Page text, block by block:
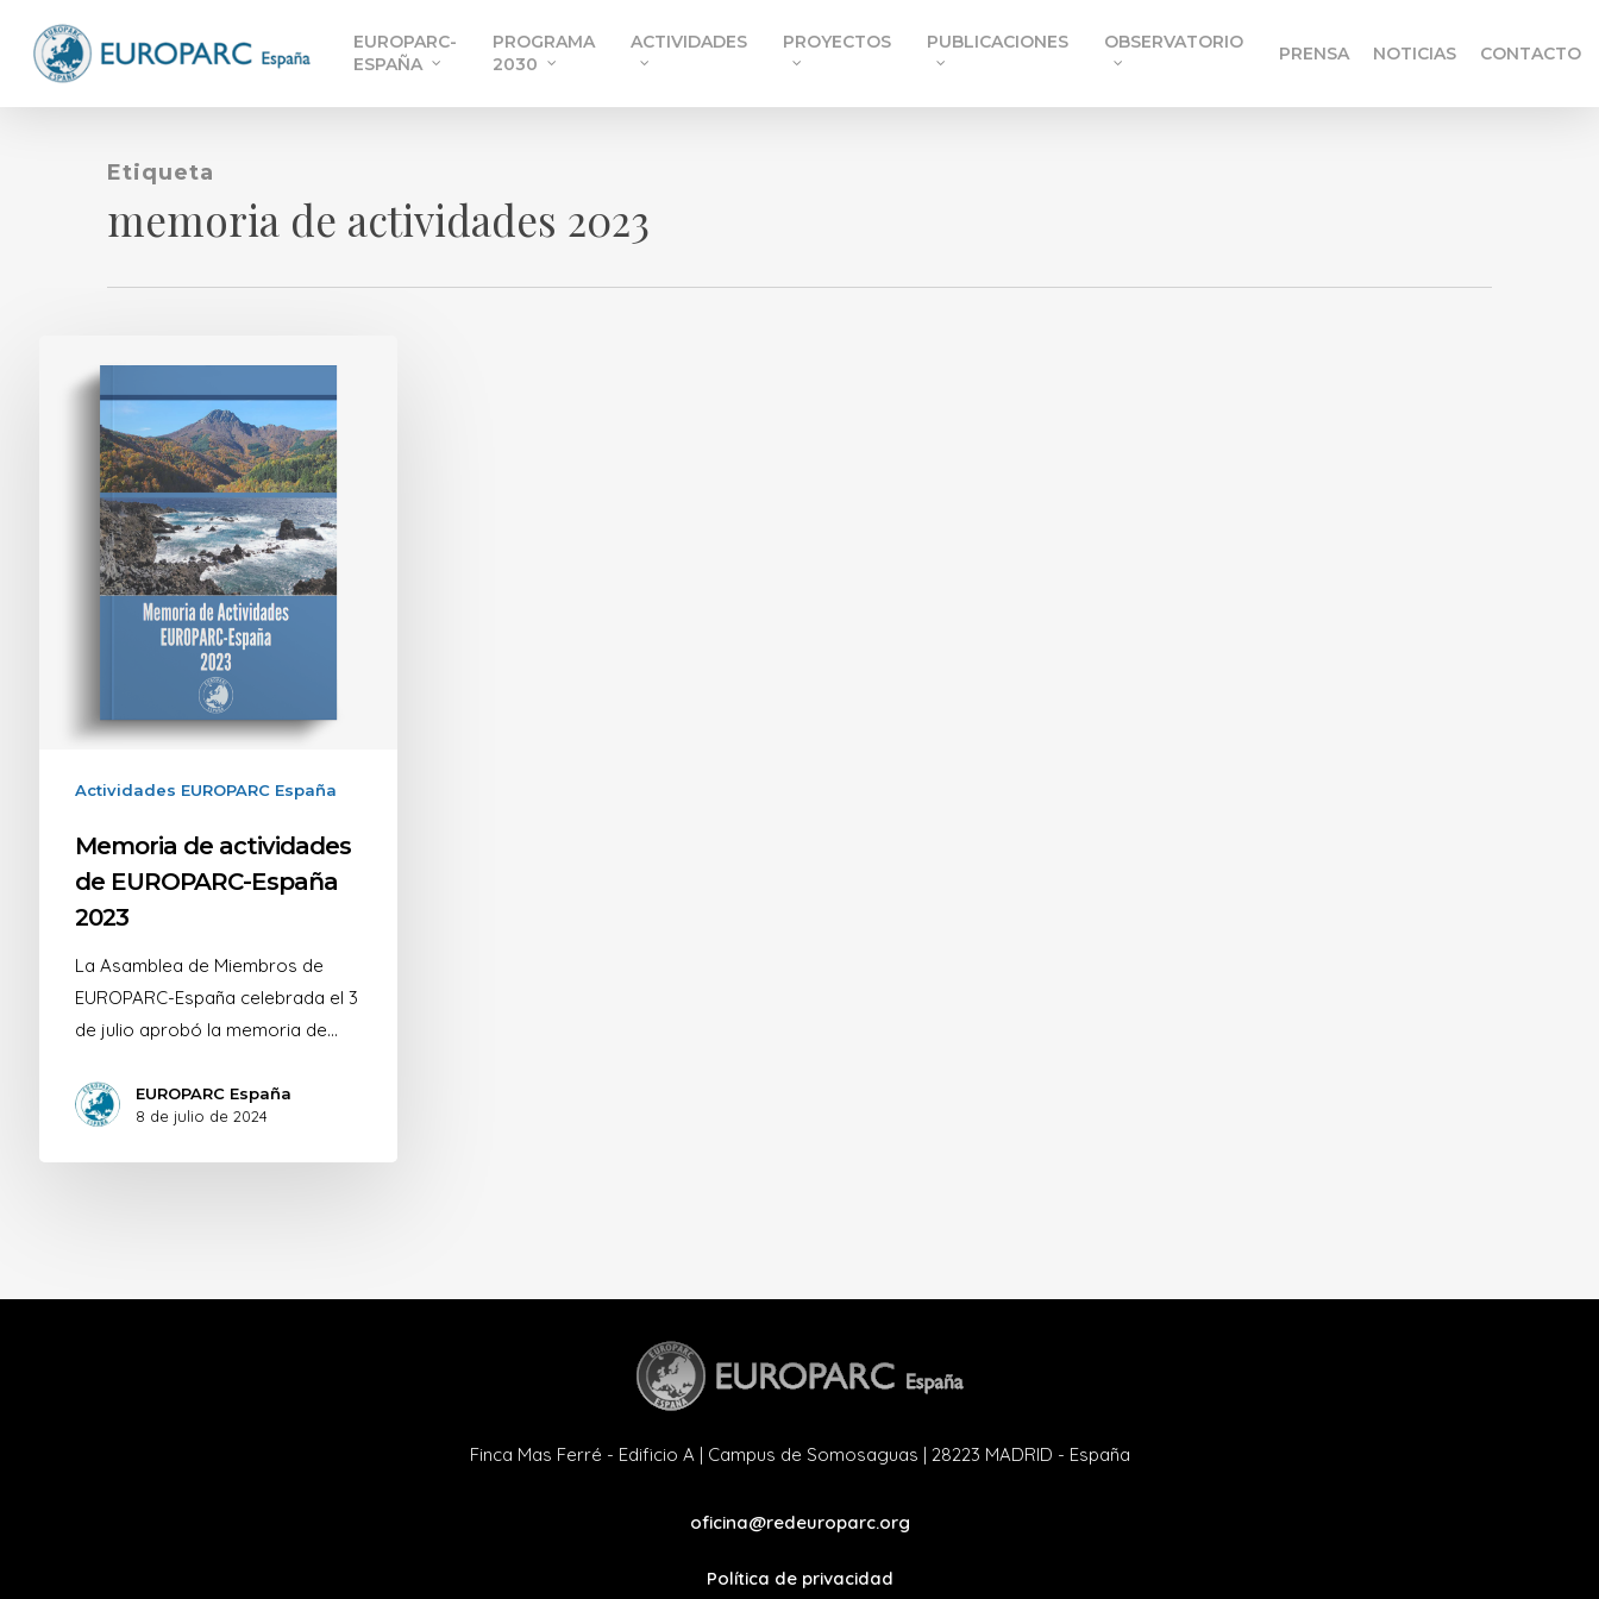
content
EUROPARC-
ESPAÑA
PROGRAMA
2030
ACTIVIDADES PROYECTOS PUBLICACIONES OBSERVATORIO
PRENSA NOTICIAS CONTACTO
Etiqueta
memoria de actividades 2023
Actividades EUROPARC España
Memoria de actividades
de EUROPARC-España
2023
La Asamblea de Miembros de
EUROPARC-España celebrada el 3
de julio aprobó la memoria de…
EUROPARC España
8 de julio de 2024
Finca Mas Ferré - Edificio A | Campus de Somosaguas | 28223 MADRID - España
oficina@redeuroparc.org
Política de privacidad